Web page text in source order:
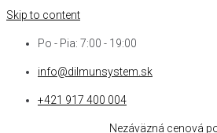
Skip to content
Po - Pia: 7:00 - 19:00
info@dilmunsystem.sk
+421 917 400 004
Nezáväzná cenová